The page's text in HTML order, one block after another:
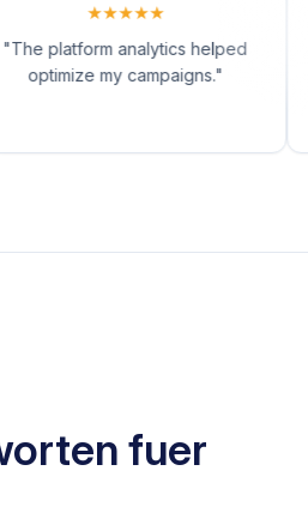
★★★
platform analytics helped
my campaigns."
fuer